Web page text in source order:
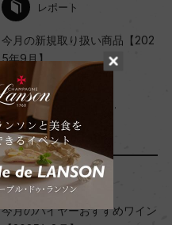
レポート
今月の新規取り扱い商品【202
5年9月】
2025年9月1日
ワイン …
レポート
今月のバイヤーおすすめワイン